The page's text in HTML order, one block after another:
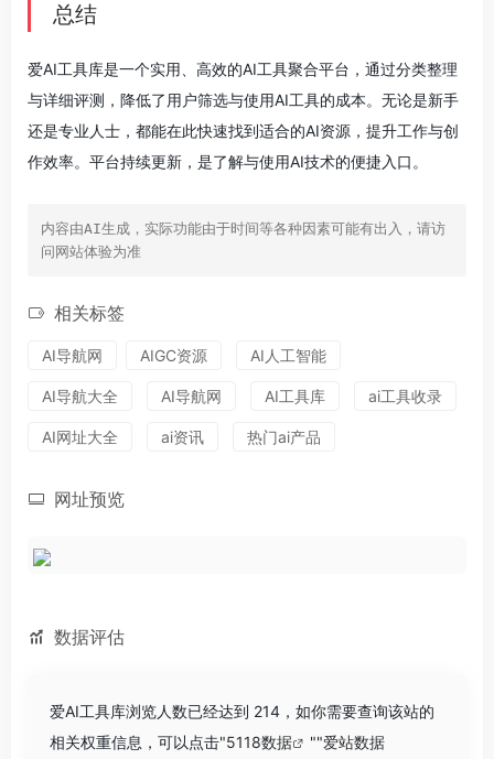
总结
爱AI工具库是一个实用、高效的AI工具聚合平台，通过分类整理
与详细评测，降低了用户筛选与使用AI工具的成本。无论是新手
还是专业人士，都能在此快速找到适合的AI资源，提升工作与创
作效率。平台持续更新，是了解与使用AI技术的便捷入口。
内容由AI生成，实际功能由于时间等各种因素可能有出入，请访
问网站体验为准
相关标签
AI导航网 AIGC资源 AI人工智能
AI导航大全 AI导航网 AI工具库 ai工具收录
AI网址大全 ai资讯 热门ai产品
网址预览
数据评估
爱AI工具库浏览人数已经达到 214，如你需要查询该站的
相关权重信息，可以点击"5118数据 ""爱站数据